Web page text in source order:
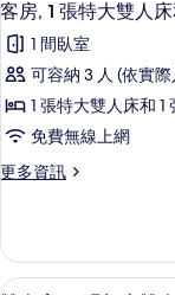
相
片
床
詳
情
示
客
房,
1
張
特
雙
人
11
客房, 1 張特大雙人
1 間臥室
可容納 3 人 (依實
1 張特大雙人床和
免費無線上網
更多資訊
更
1
張